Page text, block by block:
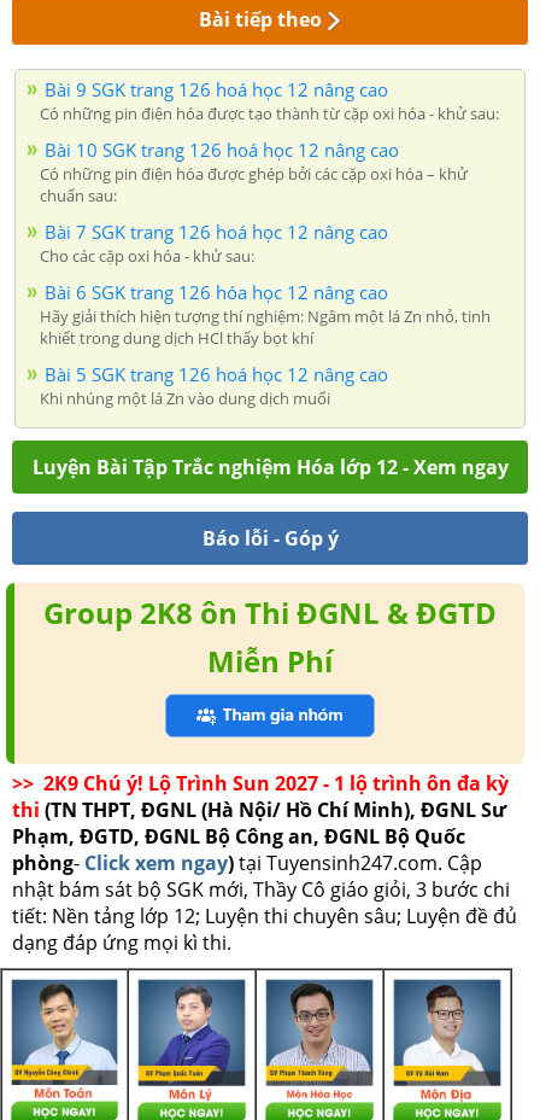
Bài tiếp theo
Bài 9 SGK trang 126 hoá học 12 nâng cao
Có những pin điện hóa được tạo thành từ cặp oxi hóa - khử sau:
Bài 10 SGK trang 126 hoá học 12 nâng cao
Có những pin điện hóa được ghép bởi các cặp oxi hóa – khử
chuẩn sau:
Bài 7 SGK trang 126 hoá học 12 nâng cao
Cho các cặp oxi hóa - khử sau:
Bài 6 SGK trang 126 hóa học 12 nâng cao
Hãy giải thích hiện tượng thí nghiệm: Ngâm một lá Zn nhỏ, tinh
khiết trong dung dịch HCl thấy bọt khí
Bài 5 SGK trang 126 hoá học 12 nâng cao
Khi nhúng một lá Zn vào dung dịch muối
Luyện Bài Tập Trắc nghiệm Hóa lớp 12 - Xem ngay
Báo lỗi - Góp ý
Group 2K8 ôn Thi ĐGNL & ĐGTD
Miễn Phí
>> 2K9 Chú ý! Lộ Trình Sun 2027 - 1 lộ trình ôn đa kỳ
thi (TN THPT, ĐGNL (Hà Nội/ Hồ Chí Minh), ĐGNL Sư
Phạm, ĐGTD, ĐGNL Bộ Công an, ĐGNL Bộ Quốc
phòng- Click xem ngay)tại Tuyensinh247.com. Cập
nhật bám sát bộ SGK mới, Thầy Cô giáo giỏi, 3 bước chi
tiết: Nền tảng lớp 12; Luyện thi chuyên sâu; Luyện đề đủ
dạng đáp ứng mọi kì thi.